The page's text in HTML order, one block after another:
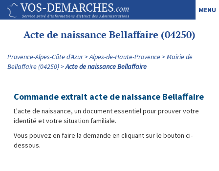
MENU
Acte de naissance Bellaffaire (04250)
Provence-Alpes-Côte d'Azur Alpes-de-Haute-Provence
Mairie de
Bellaffaire (04250)
Acte de naissance Bellaffaire
Commande extrait acte de naissance Bellaffaire
L'acte de naissance, un document essentiel pour prouver votre
identité et votre situation familiale.
Vous pouvez en faire la demande en cliquant sur le bouton ci-
dessous.